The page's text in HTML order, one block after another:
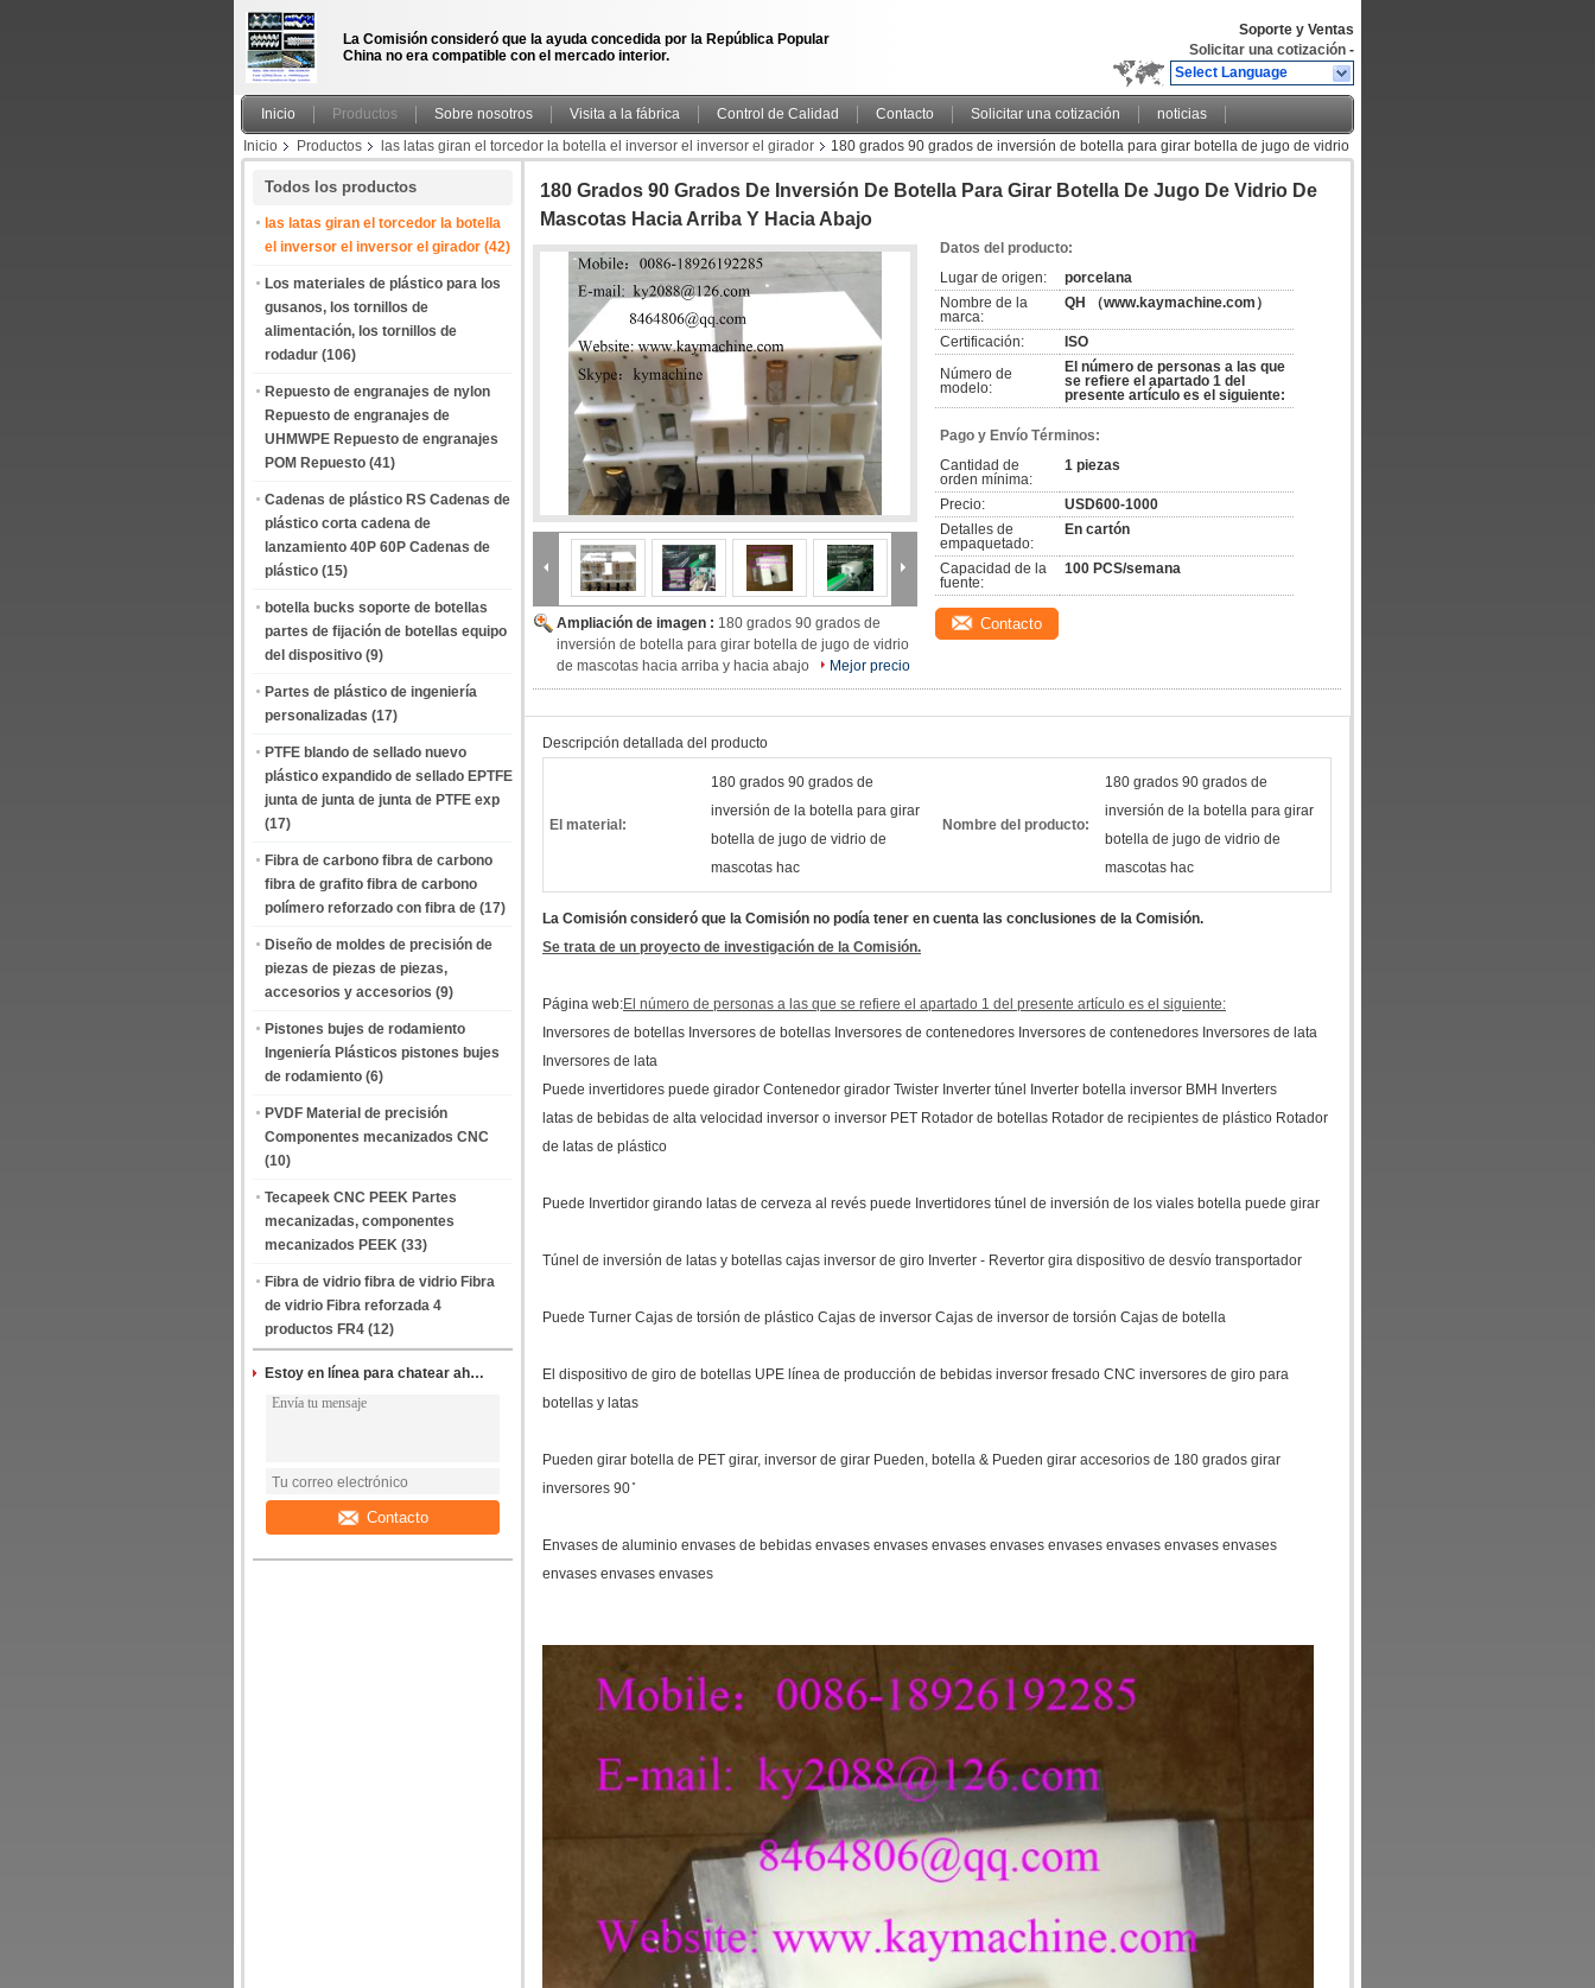
La Comisión consideró que la ayuda concedida por la República Popular
China no era compatible con el mercado interior.
Soporte y Ventas
Solicitar una cotización -
Select Language
Inicio Productos Sobre nosotros Visita a la fábrica Control de Calidad Contacto Solicitar una cotización
noticias
Inicio
Productos las latas giran el torcedor la botella el inversor el inversor el girador
180 grados 90 grados de inversión de botella para girar botella de jugo de vidrio
Todos los productos
las latas giran el torcedor la botella
el inversor el inversor el girador (42)
Los materiales de plástico para los
gusanos, los tornillos de
alimentación, los tornillos de
rodadur (106)
Repuesto de engranajes de nylon
Repuesto de engranajes de
UHMWPE Repuesto de engranajes
POM Repuesto (41)
Cadenas de plástico RS Cadenas de
plástico corta cadena de
lanzamiento 40P 60P Cadenas de
plástico (15)
botella bucks soporte de botellas
partes de fijación de botellas equipo
del dispositivo (9)
Partes de plástico de ingeniería
personalizadas (17)
PTFE blando de sellado nuevo
plástico expandido de sellado EPTFE
junta de junta de junta de PTFE exp
(17)
Fibra de carbono fibra de carbono
fibra de grafito fibra de carbono
polímero reforzado con fibra de (17)
Diseño de moldes de precisión de
piezas de piezas de piezas,
accesorios y accesorios (9)
Pistones bujes de rodamiento
Ingeniería Plásticos pistones bujes
de rodamiento (6)
PVDF Material de precisión
Componentes mecanizados CNC
(10)
Tecapeek CNC PEEK Partes
mecanizadas, componentes
mecanizados PEEK (33)
Fibra de vidrio fibra de vidrio Fibra
de vidrio Fibra reforzada 4
productos FR4 (12)
Estoy en línea para chatear ahora
Contacto
180 Grados 90 Grados De Inversión De Botella Para Girar Botella De Jugo De Vidrio De
Mascotas Hacia Arriba Y Hacia Abajo
Ampliación de imagen : 180 grados 90 grados de
inversión de botella para girar botella de jugo de vidrio
de mascotas hacia arriba y hacia abajo
Mejor precio
Datos del producto:
Lugar de origen:
porcelana
Nombre de la
marca:
QH （www.kaymachine.com）
Certificación:
ISO
Número de
modelo:
El número de personas a las que
se refiere el apartado 1 del
presente artículo es el siguiente:
Pago y Envío Términos:
Cantidad de
orden mínima:
1 piezas
Precio:
USD600-1000
Detalles de
empaquetado:
En cartón
Capacidad de la
fuente:
100 PCS/semana
Contacto
Descripción detallada del producto
El material:
180 grados 90 grados de
inversión de la botella para girar
botella de jugo de vidrio de
mascotas hac
Nombre del producto:
180 grados 90 grados de
inversión de la botella para girar
botella de jugo de vidrio de
mascotas hac
La Comisión consideró que la Comisión no podía tener en cuenta las conclusiones de la Comisión.
Se trata de un proyecto de investigación de la Comisión.
Página web:El número de personas a las que se refiere el apartado 1 del presente artículo es el siguiente:
Inversores de botellas Inversores de botellas Inversores de contenedores Inversores de contenedores Inversores de lata
Inversores de lata
Puede invertidores puede girador Contenedor girador Twister Inverter túnel Inverter botella inversor BMH Inverters
latas de bebidas de alta velocidad inversor o inversor PET Rotador de botellas Rotador de recipientes de plástico Rotador
de latas de plástico
Puede Invertidor girando latas de cerveza al revés puede Invertidores túnel de inversión de los viales botella puede girar
Túnel de inversión de latas y botellas cajas inversor de giro Inverter - Revertor gira dispositivo de desvío transportador
Puede Turner Cajas de torsión de plástico Cajas de inversor Cajas de inversor de torsión Cajas de botella
El dispositivo de giro de botellas UPE línea de producción de bebidas inversor fresado CNC inversores de giro para
botellas y latas
Pueden girar botella de PET girar, inversor de girar Pueden, botella & Pueden girar accesorios de 180 grados girar
inversores 90 ̊
Envases de aluminio envases de bebidas envases envases envases envases envases envases envases envases
envases envases envases